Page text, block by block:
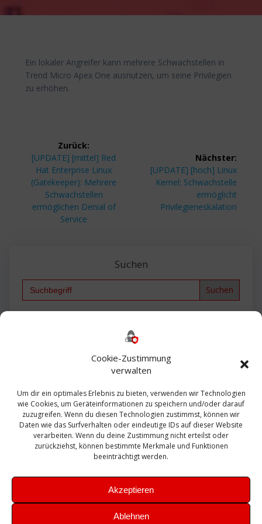
Cookie-Zustimmung
verwalten
Um dir ein optimales Erlebnis zu bieten, verwenden wir Technologien
wie Cookies, um Geräteinformationen zu speichern und/oder darauf
zuzugreifen. Wenn du diesen Technologien zustimmst, können wir
Daten wie das Surfverhalten oder eindeutige IDs auf dieser Website
verarbeiten. Wenn du deine Zustimmung nicht erteilst oder
zurückziehst, können bestimmte Merkmale und Funktionen
beeinträchtigt werden.
Akzeptieren
Ablehnen
Ein lokaler Angreifer kann mehrere Schwachstellen in
Trend Micro Apex One ausnutzen, um seine Privilegien
zu erhöhen.
Beitragsnavigation
Zurück:
Vorheriger
Beitrag:
[UPDATE] [mittel] Red
Hat Enterprise Linux
(Gatekeeper): Mehrere
Schwachstellen
ermöglichen Denial of
Service
Nächster:
Nächster
Beitrag:
[UPDATE] [hoch] Linux
Kernel: Schwachstelle
ermöglicht
Privilegieneskalation
Suchen
Search
Bautagebuch
Exchange firewall Fritzbox
Microsoft
Sanierung SBS Security Server Sicherheit
Sicherung SIEM Sophos SSL Ubuntu
Update Upgrade UTM VCenter VCSA Veeam
VMWare VPN WAZUH Windows
Zertifikat